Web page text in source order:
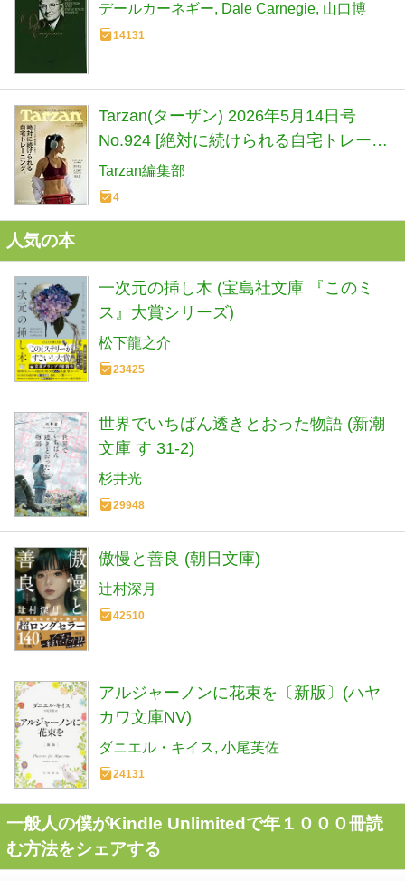
デールカーネギー Dale Carnegie 山口博
14131
Tarzan(ターザン) 2026年5月14日号
No.924 [絶対に続けられる自宅トレーニ
ング。] [雑誌]
Tarzan編集部
4
人気の本
一次元の挿し木 (宝島社文庫 『このミ
ス』大賞シリーズ)
松下龍之介
23425
世界でいちばん透きとおった物語 (新潮
文庫 す 31-2)
杉井光
29948
傲慢と善良 (朝日文庫)
辻村深月
42510
アルジャーノンに花束を〔新版〕(ハヤ
カワ文庫NV)
ダニエル・キイス 小尾芙佐
24131
一般人の僕がKindle Unlimitedで年１０００冊読
む方法をシェアする